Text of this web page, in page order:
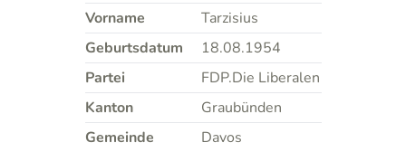
Vorname
Tarzisius
Geburtsdatum
18.08.1954
Partei
FDP.Die Liberalen
Kanton
Graubünden
Gemeinde
Davos